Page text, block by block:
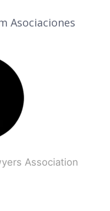
Asociaciones
Association